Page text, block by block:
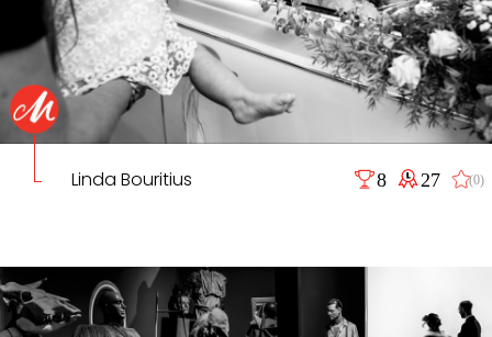
Linda Bouritius 8 27 (0)